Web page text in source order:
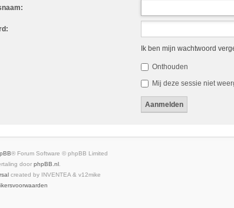
Ik ben mijn wachtwoord
Onthouden
Mij deze sessie niet
® Forum Software © phpBB Limited
door phpBB.nl
created by INVENTEA & v12mike